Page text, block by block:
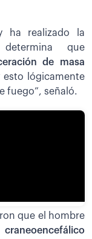
ha realizado la
que
de masa
esto lógicamente
fuego”, señaló.
que el hombre
craneoencefálico